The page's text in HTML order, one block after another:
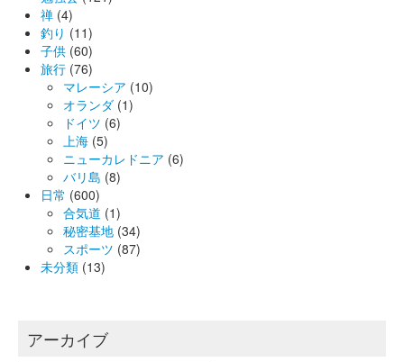
禅 (4)
釣り (11)
子供 (60)
旅行 (76)
マレーシア (10)
オランダ (1)
ドイツ (6)
上海 (5)
ニューカレドニア (6)
バリ島 (8)
日常 (600)
合気道 (1)
秘密基地 (34)
スポーツ (87)
未分類 (13)
アーカイブ